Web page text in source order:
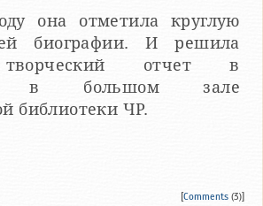
она отметила круглую
биографии. И решила
отчет в
в большом зале
библиотеки ЧР.
[Comments (3)]